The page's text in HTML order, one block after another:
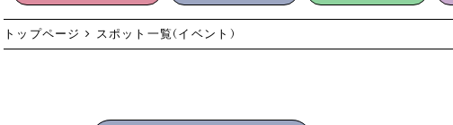
トップページ スポット一覧(イベント)